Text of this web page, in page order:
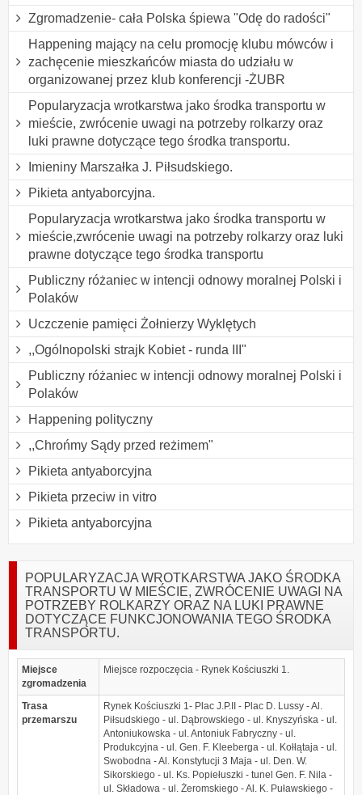
Zgromadzenie- cała Polska śpiewa "Odę do radości"
Happening mający na celu promocję klubu mówców i
zachęcenie mieszkańców miasta do udziału w
organizowanej przez klub konferencji -ŻUBR
Popularyzacja wrotkarstwa jako środka transportu w
mieście, zwrócenie uwagi na potrzeby rolkarzy oraz
luki prawne dotyczące tego środka transportu.
Imieniny Marszałka J. Piłsudskiego.
Pikieta antyaborcyjna.
Popularyzacja wrotkarstwa jako środka transportu w
mieście,zwrócenie uwagi na potrzeby rolkarzy oraz luki
prawne dotyczące tego środka transportu
Publiczny różaniec w intencji odnowy moralnej Polski i
Polaków
Uczczenie pamięci Żołnierzy Wyklętych
,,Ogólnopolski strajk Kobiet - runda III"
Publiczny różaniec w intencji odnowy moralnej Polski i
Polaków
Happening polityczny
,,Chrońmy Sądy przed reżimem"
Pikieta antyaborcyjna
Pikieta przeciw in vitro
Pikieta antyaborcyjna
POPULARYZACJA WROTKARSTWA JAKO ŚRODKA
TRANSPORTU W MIEŚCIE, ZWRÓCENIE UWAGI NA
POTRZEBY ROLKARZY ORAZ NA LUKI PRAWNE
DOTYCZĄCE FUNKCJONOWANIA TEGO ŚRODKA
TRANSPORTU.
Miejsce
zgromadzenia
Miejsce rozpoczęcia - Rynek Kościuszki 1.
Trasa
przemarszu
Rynek Kościuszki 1- Plac J.P.II - Plac D. Lussy - Al.
Piłsudskiego - ul. Dąbrowskiego - ul. Knyszyńska - ul.
Antoniukowska - ul. Antoniuk Fabryczny - ul.
Produkcyjna - ul. Gen. F. Kleeberga - ul. Kołłątaja - ul.
Swobodna - Al. Konstytucji 3 Maja - ul. Den. W.
Sikorskiego - ul. Ks. Popiełuszki - tunel Gen. F. Nila -
ul. Składowa - ul. Żeromskiego - Al. K. Puławskiego -